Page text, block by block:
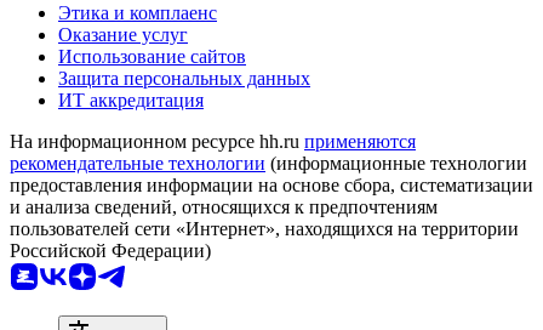
Этика и комплаенс
Оказание услуг
Использование сайтов
Защита персональных данных
ИТ аккредитация
На информационном ресурсе hh.ru применяются
рекомендательные технологии (информационные технологии
предоставления информации на основе сбора, систематизации
и анализа сведений, относящихся к предпочтениям
пользователей сети «Интернет», находящихся на территории
Российской Федерации)